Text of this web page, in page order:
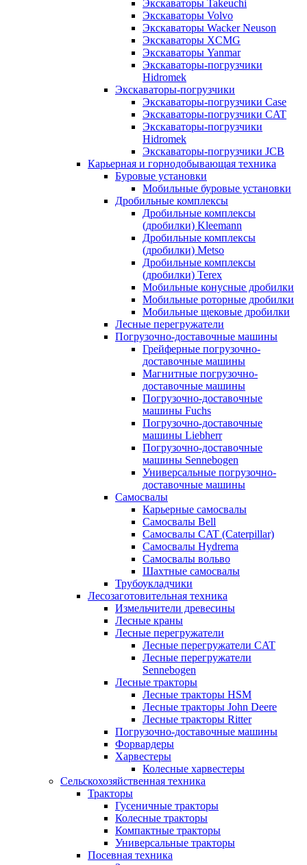
Экскаваторы Takeuchi
Экскаваторы Volvo
Экскаваторы Wacker Neuson
Экскаваторы XCMG
Экскаваторы Yanmar
Экскаваторы-погрузчики
Hidromek
Экскаваторы-погрузчики
Экскаваторы-погрузчики Case
Экскаваторы-погрузчики CAT
Экскаваторы-погрузчики
Hidromek
Экскаваторы-погрузчики JCB
Карьерная и горнодобывающая техника
Буровые установки
Мобильные буровые установки
Дробильные комплексы
Дробильные комплексы
(дробилки) Kleemann
Дробильные комплексы
(дробилки) Metso
Дробильные комплексы
(дробилки) Terex
Мобильные конусные дробилки
Мобильные роторные дробилки
Мобильные щековые дробилки
Лесные перегружатели
Погрузочно-доставочные машины
Грейферные погрузочно-
доставочные машины
Магнитные погрузочно-
доставочные машины
Погрузочно-доставочные
машины Fuchs
Погрузочно-доставочные
машины Liebherr
Погрузочно-доставочные
машины Sennebogen
Универсальные погрузочно-
доставочные машины
Самосвалы
Карьерные самосвалы
Самосвалы Bell
Самосвалы CAT (Caterpillar)
Самосвалы Hydrema
Самосвалы вольво
Шахтные самосвалы
Трубоукладчики
Лесозаготовительная техника
Измельчители древесины
Лесные краны
Лесные перегружатели
Лесные перегружатели CAT
Лесные перегружатели
Sennebogen
Лесные тракторы
Лесные тракторы HSM
Лесные тракторы John Deere
Лесные тракторы Ritter
Погрузочно-доставочные машины
Форвардеры
Харвестеры
Колесные харвестеры
Сельскохозяйственная техника
Тракторы
Гусеничные тракторы
Колесные тракторы
Компактные тракторы
Универсальные тракторы
Посевная техника